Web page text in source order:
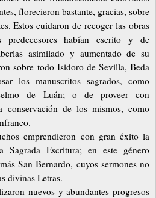
florecieron bastante, gracias, sobre
Estos cuidaron de recoger las obras
predecesores habían escrito y de
asimilado y aumentado de su
sobre todo Isidoro de Sevilla, Beda
los manuscritos sagrados, como
de Luán; o de proveer con
conservación de los mismos, como
emprendieron con gran éxito la
Sagrada Escritura; en este género
San Bernardo, cuyos sermones no
divinas Letras.
nuevos y abundantes progresos